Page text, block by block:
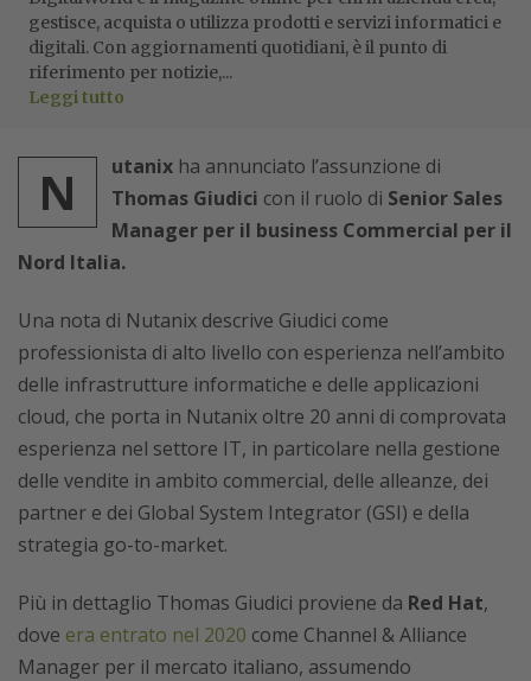
gestisce, acquista o utilizza prodotti e servizi informatici e
digitali. Con aggiornamenti quotidiani, è il punto di
riferimento per notizie,...
Leggi tutto
N utanix ha annunciato l’assunzione di
Thomas Giudici con il ruolo di Senior Sales
Manager per il business Commercial per il
Nord Italia.
Una nota di Nutanix descrive Giudici come
professionista di alto livello con esperienza nell’ambito
delle infrastrutture informatiche e delle applicazioni
cloud, che porta in Nutanix oltre 20 anni di comprovata
esperienza nel settore IT, in particolare nella gestione
delle vendite in ambito commercial, delle alleanze, dei
partner e dei Global System Integrator (GSI) e della
strategia go-to-market.
Più in dettaglio Thomas Giudici proviene da Red Hat,
dove era entrato nel 2020 come Channel & Alliance
Manager per il mercato italiano, assumendo